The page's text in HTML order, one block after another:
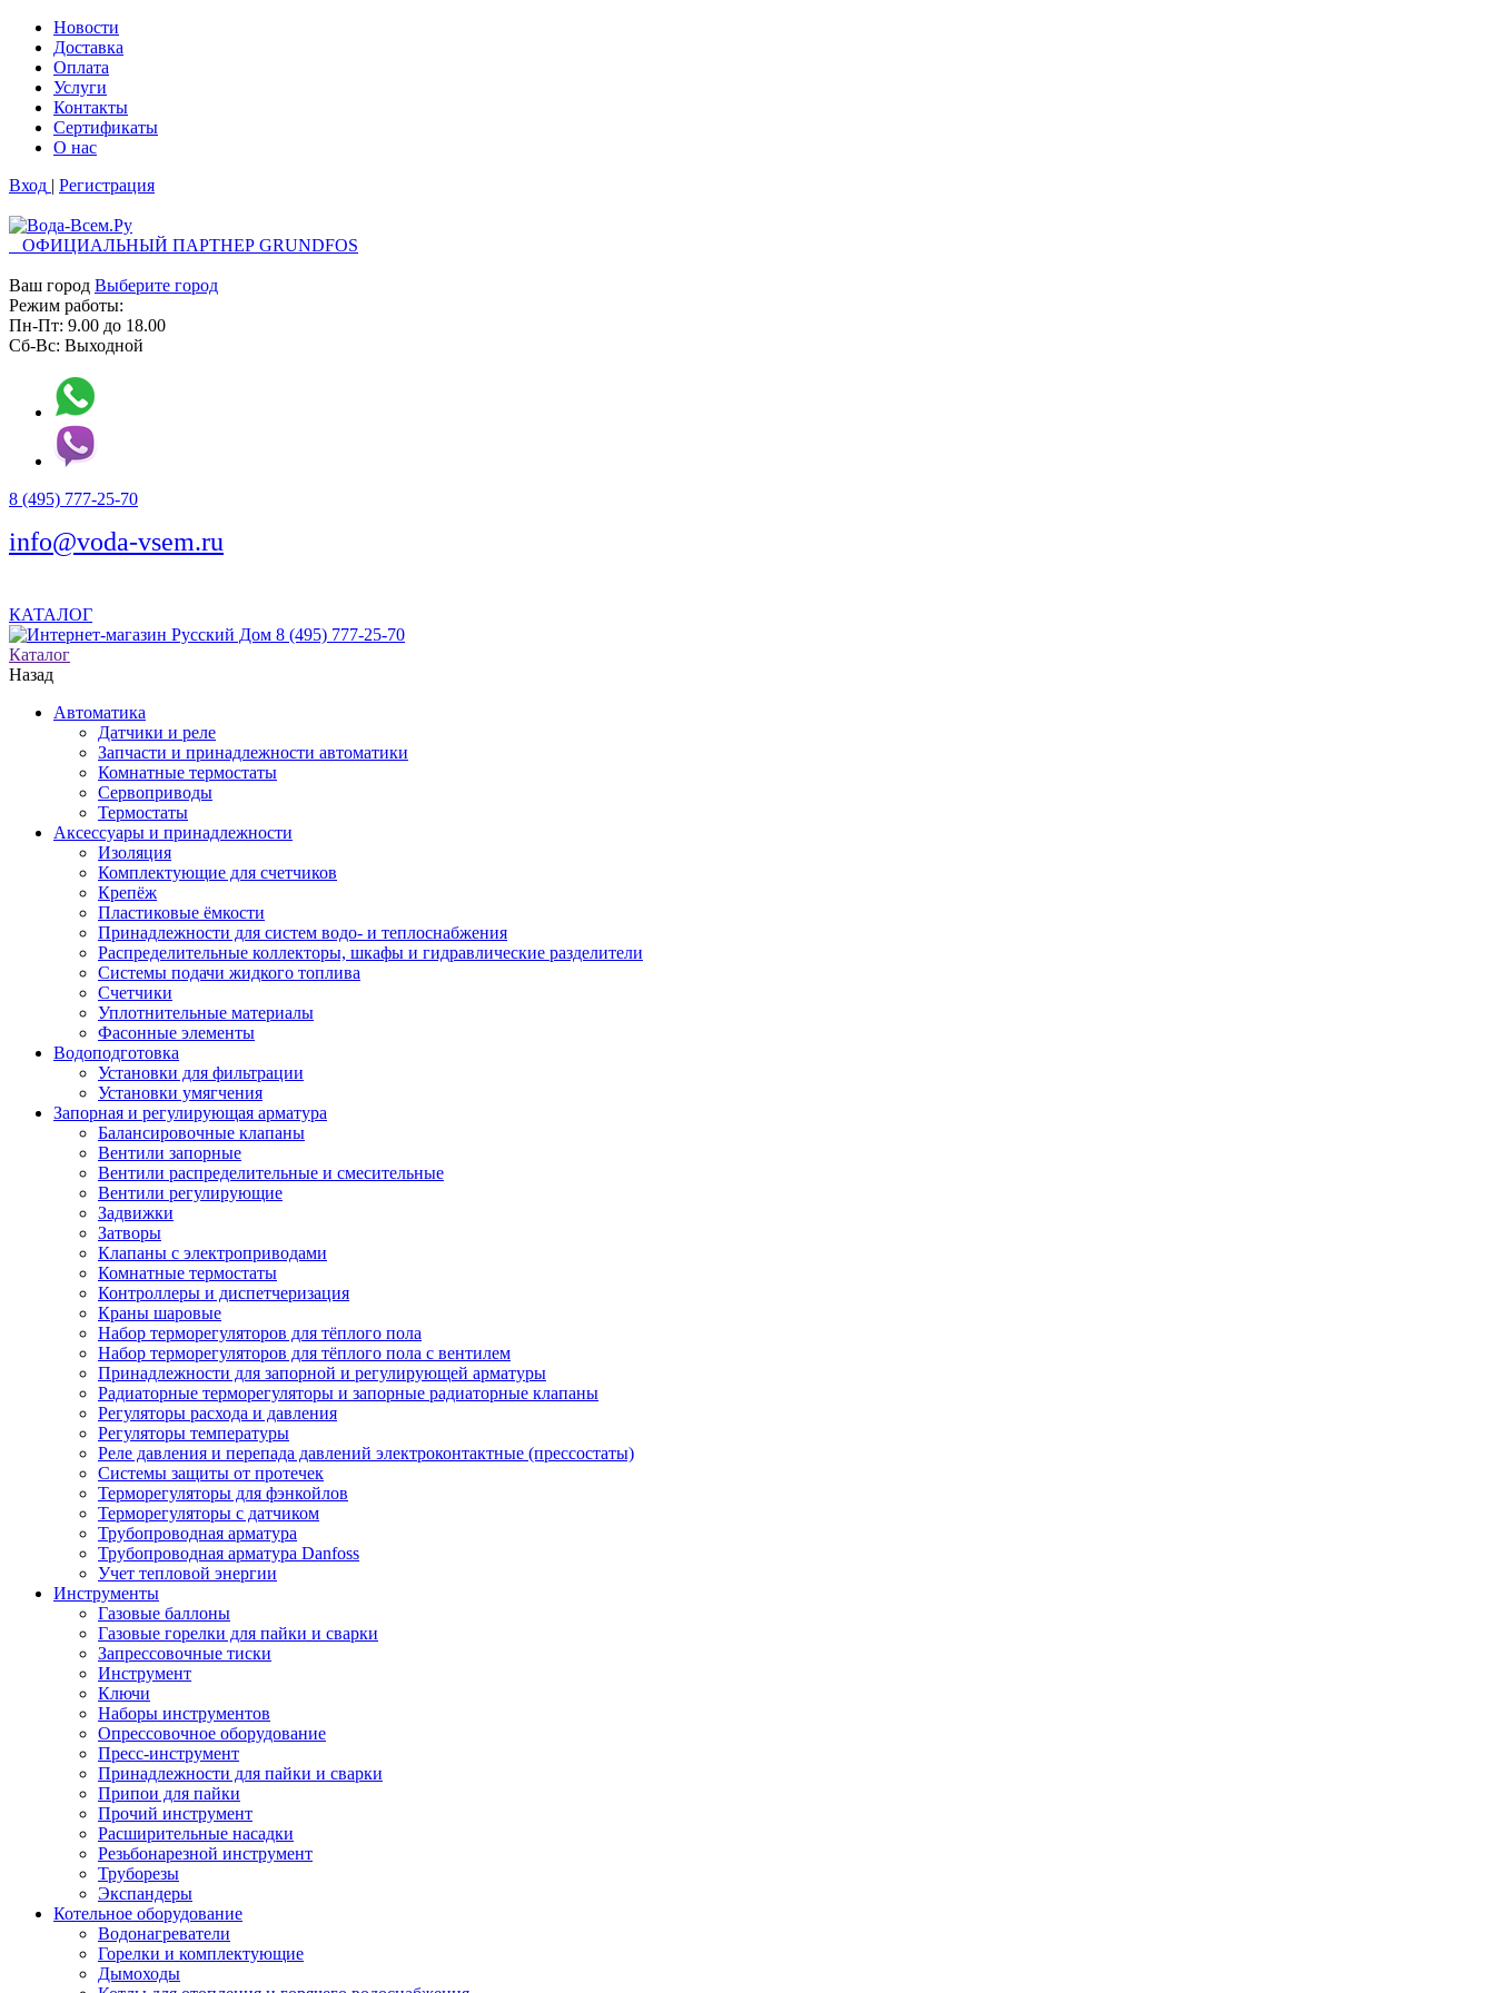
Новости
Доставка
Оплата
Услуги
Контакты
Cертификаты
О нас
Вход | Регистрация
ОФИЦИАЛЬНЫЙ ПАРТНЕР GRUNDFOS
Ваш город Выберите город
Режим работы:
Пн-Пт: 9.00 до 18.00
Сб-Вс: Выходной
8 (495) 777-25-70
info@voda-vsem.ru
КАТАЛОГ
8 (495) 777-25-70
Каталог
Назад
Автоматика
Датчики и реле
Запчасти и принадлежности автоматики
Комнатные термостаты
Сервоприводы
Термостаты
Аксессуары и принадлежности
Изоляция
Комплектующие для счетчиков
Крепёж
Пластиковые ёмкости
Принадлежности для систем водо- и теплоснабжения
Распределительные коллекторы, шкафы и гидравлические разделители
Системы подачи жидкого топлива
Счетчики
Уплотнительные материалы
Фасонные элементы
Водоподготовка
Установки для фильтрации
Установки умягчения
Запорная и регулирующая арматура
Балансировочные клапаны
Вентили запорные
Вентили распределительные и смесительные
Вентили регулирующие
Задвижки
Затворы
Клапаны с электроприводами
Комнатные термостаты
Контроллеры и диспетчеризация
Краны шаровые
Набор терморегуляторов для тёплого пола
Набор терморегуляторов для тёплого пола с вентилем
Принадлежности для запорной и регулирующей арматуры
Радиаторные терморегуляторы и запорные радиаторные клапаны
Регуляторы расхода и давления
Регуляторы температуры
Реле давления и перепада давлений электроконтактные (прессостаты)
Системы защиты от протечек
Терморегуляторы для фэнкойлов
Терморегуляторы с датчиком
Трубопроводная арматура
Трубопроводная арматура Danfoss
Учет тепловой энергии
Инструменты
Газовые баллоны
Газовые горелки для пайки и сварки
Запрессовочные тиски
Инструмент
Ключи
Наборы инструментов
Опрессовочное оборудование
Пресс-инструмент
Принадлежности для пайки и сварки
Припои для пайки
Прочий инструмент
Расширительные насадки
Резьбонарезной инструмент
Труборезы
Экспандеры
Котельное оборудование
Водонагреватели
Горелки и комплектующие
Дымоходы